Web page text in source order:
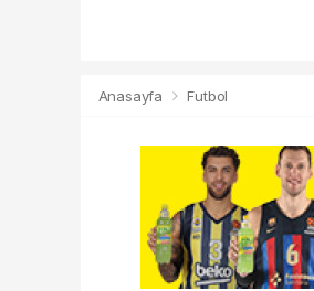
Anasayfa Futbol